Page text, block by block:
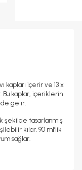
kapları içerir ve 13 x
Bu kaplar, içeriklerin
gelir.
şekilde tasarlanmış
kılar. 90 ml’lik
sağlar.